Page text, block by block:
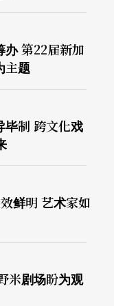
办 第22届新加
主题
毕制 跨文化戏
鲜明 艺术家如
米剧场盼为观